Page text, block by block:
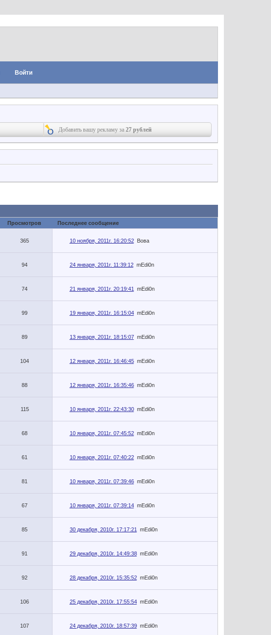
Войти
Добавить вашу рекламу за27 рублей
Просмотров Последнее сообщение
365 10 ноября, 2011г. 16:20:52 Вова
94 24 января, 2011г. 11:39:12 mEdi0n
74 21 января, 2011г. 20:19:41 mEdi0n
99 19 января, 2011г. 16:15:04 mEdi0n
89 13 января, 2011г. 18:15:07 mEdi0n
104 12 января, 2011г. 16:46:45 mEdi0n
88 12 января, 2011г. 16:35:46 mEdi0n
115 10 января, 2011г. 22:43:30 mEdi0n
68 10 января, 2011г. 07:45:52 mEdi0n
61 10 января, 2011г. 07:40:22 mEdi0n
81 10 января, 2011г. 07:39:46 mEdi0n
67 10 января, 2011г. 07:39:14 mEdi0n
85 30 декабря, 2010г. 17:17:21 mEdi0n
91 29 декабря, 2010г. 14:49:38 mEdi0n
92 28 декабря, 2010г. 15:35:52 mEdi0n
106 25 декабря, 2010г. 17:55:54 mEdi0n
107 24 декабря, 2010г. 18:57:39 mEdi0n